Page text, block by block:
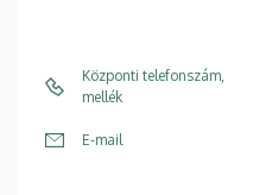
Központi telefonszám,
mellék
E-mail